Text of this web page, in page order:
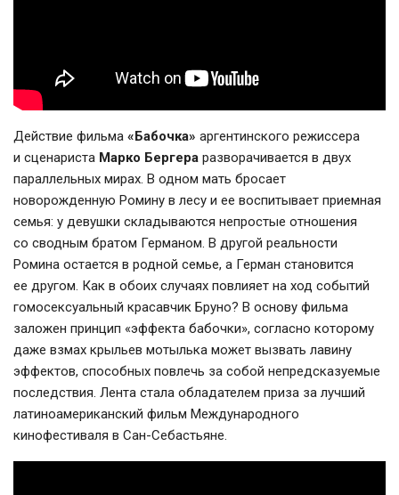
Действие фильма «Бабочка» аргентинского режиссера
и сценариста Марко Бергера разворачивается в двух
параллельных мирах. В одном мать бросает
новорожденную Ромину в лесу и ее воспитывает приемная
семья: у девушки складываются непростые отношения
со сводным братом Германом. В другой реальности
Ромина остается в родной семье, а Герман становится
ее другом. Как в обоих случаях повлияет на ход событий
гомосексуальный красавчик Бруно? В основу фильма
заложен принцип «эффекта бабочки», согласно которому
даже взмах крыльев мотылька может вызвать лавину
эффектов, способных повлечь за собой непредсказуемые
последствия. Лента стала обладателем приза за лучший
латиноамериканский фильм Международного
кинофестиваля в Сан-Себастьяне.